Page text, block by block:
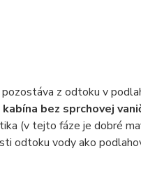
z odtoku v
kabína bez sprchovej
(v tejto fáze je dobré
odtoku vody ako